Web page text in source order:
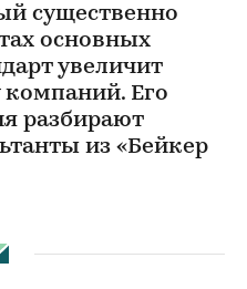
существенно
основных
увеличит
компаний. Его
разбирают
из «Бейкер